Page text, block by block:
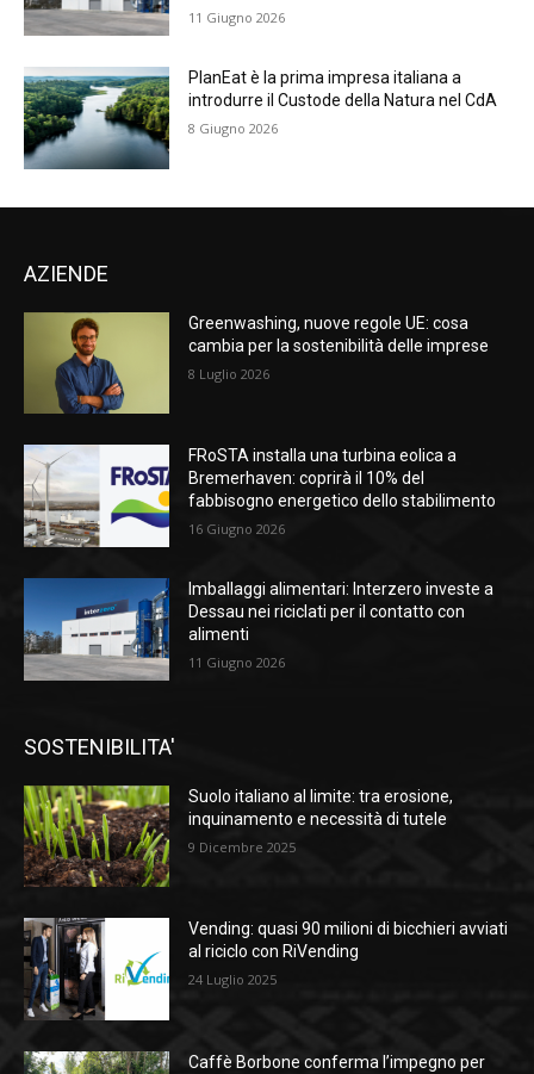
11 Giugno 2026
PlanEat è la prima impresa italiana a
introdurre il Custode della Natura nel CdA
8 Giugno 2026
AZIENDE
Greenwashing, nuove regole UE: cosa
cambia per la sostenibilità delle imprese
8 Luglio 2026
FRoSTA installa una turbina eolica a
Bremerhaven: coprirà il 10% del
fabbisogno energetico dello stabilimento
16 Giugno 2026
Imballaggi alimentari: Interzero investe a
Dessau nei riciclati per il contatto con
alimenti
11 Giugno 2026
SOSTENIBILITA'
Suolo italiano al limite: tra erosione,
inquinamento e necessità di tutele
9 Dicembre 2025
Vending: quasi 90 milioni di bicchieri avviati
al riciclo con RiVending
24 Luglio 2025
Caffè Borbone conferma l’impegno per